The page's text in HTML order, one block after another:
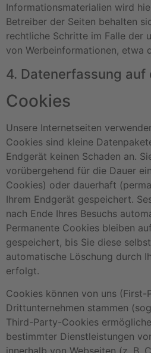
Informationsmaterialien wird
Betreiber der Seiten behalten
rechtliche Schritte im Falle der
von Werbeinformationen, etwa
4. Datenerfassung auf
Cookies
Unsere Internetseiten
Cookies sind kleine
Endgerät keinen Schaden an.
vorübergehend für die Dauer
Cookies) oder dauerhaft
Ihrem Endgerät gespeichert.
nach Ende Ihres Besuchs
Permanente Cookies bleiben
gespeichert, bis Sie diese
automatische Löschung durch
erfolgt.
Cookies können von uns
Drittunternehmen stammen
Third-Party-Cookies
bestimmter Dienstleistungen